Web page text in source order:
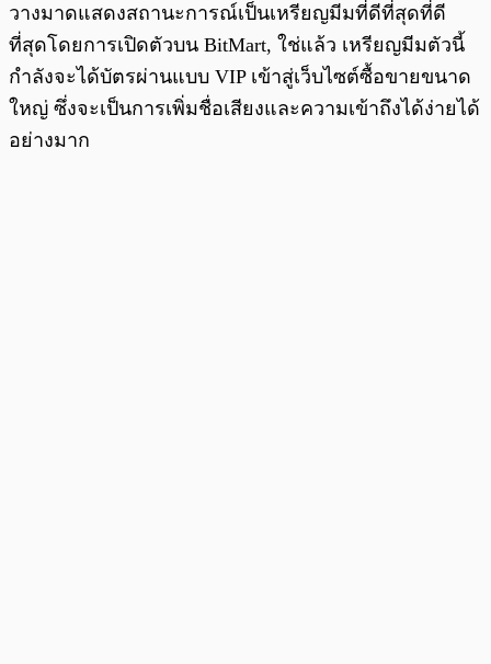
วางมาดแสดงสถานะการณ์เป็นเหรียญมีมที่ดีที่สุดที่ดี
ที่สุดโดยการเปิดตัวบน BitMart, ใช่แล้ว เหรียญมีมตัวนี้
กำลังจะได้บัตรผ่านแบบ VIP เข้าสู่เว็บไซต์ซื้อขายขนาด
ใหญ่ ซึ่งจะเป็นการเพิ่มชื่อเสียงและความเข้าถึงได้ง่ายได้
อย่างมาก